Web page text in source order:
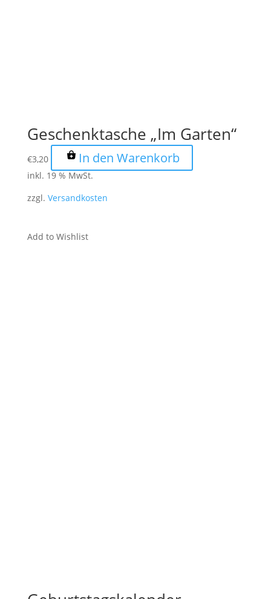
Geschenktasche „Im Garten“
€3,20 In den Warenkorb
inkl. 19 % MwSt.
zzgl. Versandkosten
Add to Wishlist